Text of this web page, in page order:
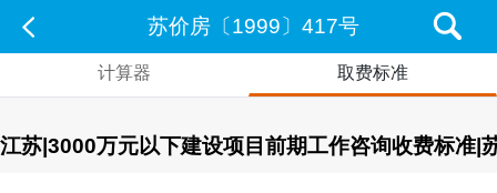
苏价房〔1999〕417号
计算器 取费标准
江苏|3000万元以下建设项目前期工作咨询收费标准|